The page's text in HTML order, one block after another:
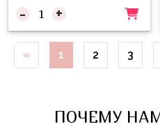
- +
« 1 2 3
ПОЧЕМУ
Вечеринка
Девочкам
Бабочки,
Мальчикам